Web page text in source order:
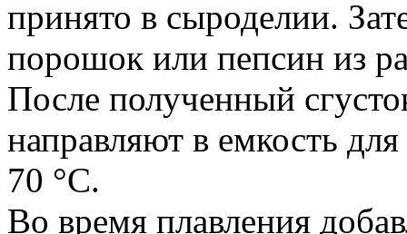
принято в сыроделии.
порошок или пепсин из
После полученный
направляют в емкость
70 °С.
Во время плавления